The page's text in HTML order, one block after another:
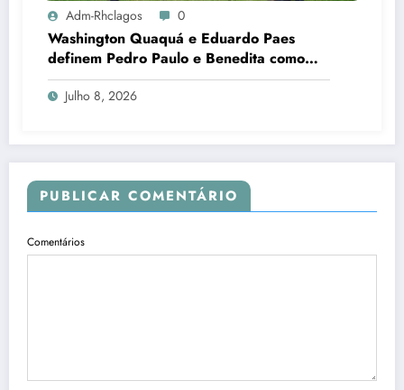
Adm-Rhclagos 0
Washington Quaquá e Eduardo Paes
definem Pedro Paulo e Benedita como
candidatos ao Senado no Rio
Julho 8, 2026
PUBLICAR COMENTÁRIO
Comentários